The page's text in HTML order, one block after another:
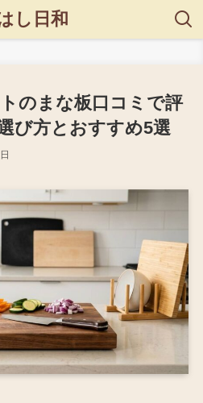
し日和
のまな板口コミで評
び方とおすすめ5選